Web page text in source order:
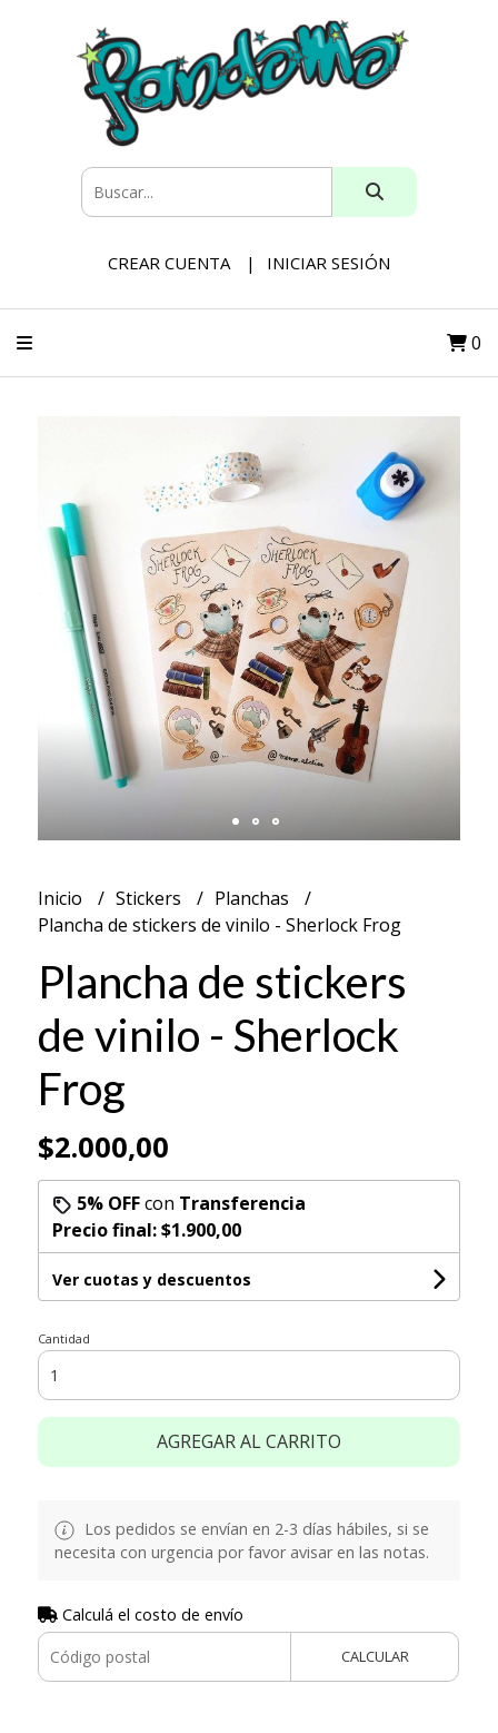
CREAR CUENTA INICIAR SESIÓN
0
Inicio Stickers
Planchas
Plancha de stickers de vinilo - Sherlock Frog
Plancha de stickers
de vinilo - Sherlock
Frog
$2.000,00
5% OFFcon Transferencia
Precio final:$1.900,00
Ver cuotas y descuentos
Cantidad
AGREGAR AL CARRITO
Los pedidos se envían en 2-3 días hábiles, si se
necesita con urgencia por favor avisar en las notas.
Calculá el costo de envío
CALCULAR